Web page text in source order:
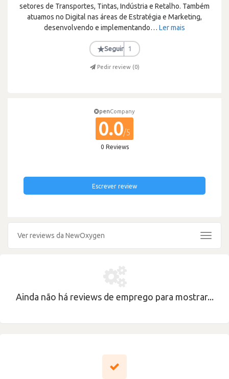
setores de Transportes, Tintas, Indústria e Retalho. Também
atuamos no Digital nas áreas de Estratégia e Marketing,
desenvolvendo e implementando… Ler mais
★Seguir 1
Pedir review (0)
penCompany
0.0/5
0 Reviews
Escrever review
Ver reviews da NewOxygen
Toggle
Ainda não há reviews de emprego para mostrar...